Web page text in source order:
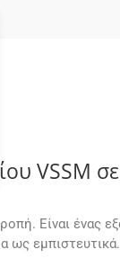
VSSM
Είναι ένας
ως εμπιστευτικά.